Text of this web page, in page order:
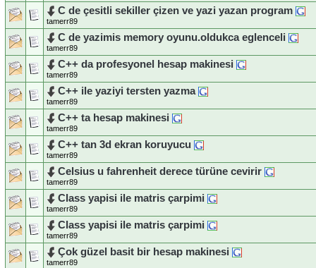
C de çesitli sekiller çizen ve yazi yazan program
tamerr89
C de yazimis memory oyunu.oldukca eglenceli
tamerr89
C++ da profesyonel hesap makinesi
tamerr89
C++ ile yaziyi tersten yazma
tamerr89
C++ ta hesap makinesi
tamerr89
C++ tan 3d ekran koruyucu
tamerr89
Celsius u fahrenheit derece türüne cevirir
tamerr89
Class yapisi ile matris çarpimi
tamerr89
Class yapisi ile matris çarpimi
tamerr89
Çok güzel basit bir hesap makinesi
tamerr89